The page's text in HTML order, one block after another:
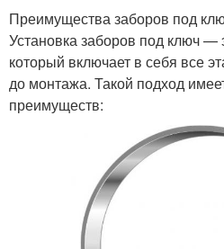
Преимущества заборов под
Установка заборов под ключ —
который включает в себя все
до монтажа. Такой подход
преимуществ: